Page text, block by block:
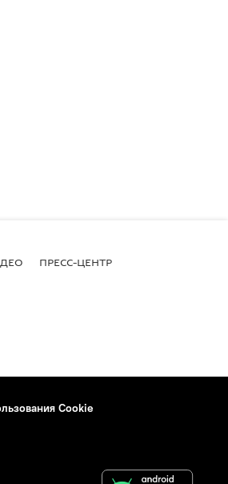
ПРЕСС-ЦЕНТР
Cookie